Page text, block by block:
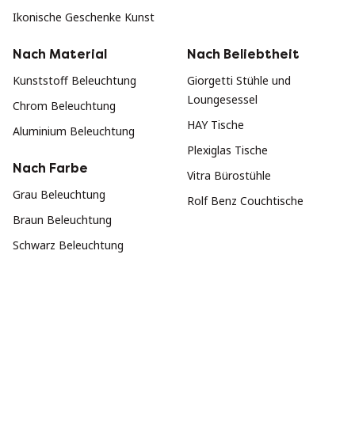
Ikonische Geschenke Kunst
Nach Material
Kunststoff Beleuchtung
Chrom Beleuchtung
Aluminium Beleuchtung
Nach Farbe
Grau Beleuchtung
Braun Beleuchtung
Schwarz Beleuchtung
Nach Beliebtheit
Giorgetti Stühle und
Loungesessel
HAY Tische
Plexiglas Tische
Vitra Bürostühle
Rolf Benz Couchtische